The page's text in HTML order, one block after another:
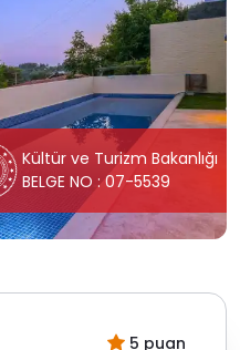
Kültür ve Turizm Bakanlığı
BELGE NO : 07-5539
5 puan